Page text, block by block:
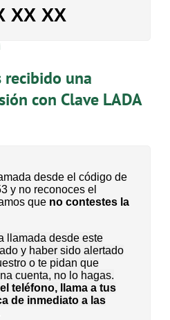
XX XX
recibido una
con Clave LADA
desde el código de
y no reconoces el
que no contestes la
llamada desde este
y haber sido alertado
o te pidan que
cuenta, no lo hagas.
teléfono, llama a tus
de inmediato a las